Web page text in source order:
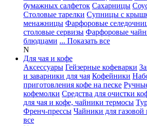
бумажных салфеток Сахарницы
Столовые тарелки Супницы с
менажницы Фарфоровые
столовые сервизы Фарфоровые
блюдцами ... Показать все
N
Для чая и кофе
Аксессуары Гейзерные кофеварки
и заварники для чая Кофейники
приготовления кофе на песке
кофемолки Средства для очистки
для чая и кофе, чайники термосы
Френч-прессы Чайники для
все